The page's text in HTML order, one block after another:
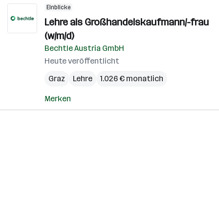
Einblicke
Lehre als Großhandelskaufmann/-frau
(w/m/d)
Bechtle Austria GmbH
Heute veröffentlicht
Graz
Lehre 1.026 € monatlich
Merken